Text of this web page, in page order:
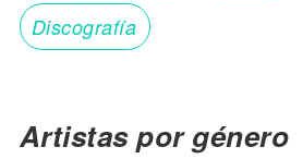
Discografía
Artistas por género